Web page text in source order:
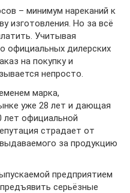
– минимум нареканий к
изготовления. Но за всё
Учитывая
официальных дилерских
на покупку и
непросто.
марка,
уже 28 лет и дающая
официальной
страдает от
за продукцию
предприятием
серьёзные